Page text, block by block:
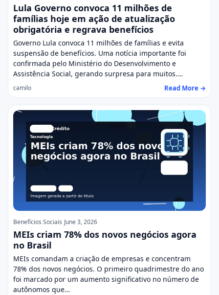
Lula Governo convoca 11 milhões de
famílias hoje em ação de atualização
obrigatória e regrava benefícios
Governo Lula convoca 11 milhões de famílias e evita
suspensão de benefícios. Uma notícia importante foi
confirmada pelo Ministério do Desenvolvimento e
Assistência Social, gerando surpresa para muitos.…
camilo Read More →
Benefícios Sociais June 3, 2026
MEIs criam 78% dos novos negócios agora
no Brasil
MEIs comandam a criação de empresas e concentram
78% dos novos negócios. O primeiro quadrimestre do ano
foi marcado por um aumento significativo no número de
autônomos que…